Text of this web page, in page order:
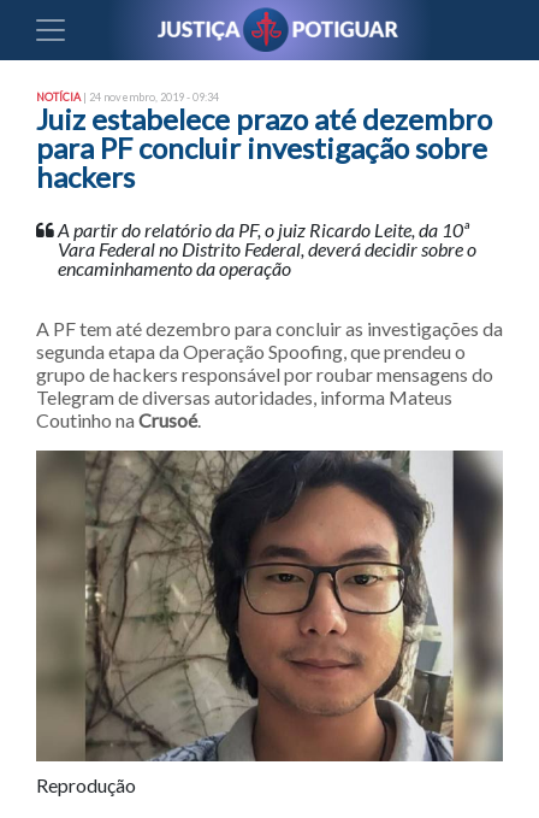
NOTÍCIA | 24 novembro, 2019 - 09:34
Juiz estabelece prazo até dezembro
para PF concluir investigação sobre
hackers
A partir do relatório da PF, o juiz Ricardo Leite, da 10ª
Vara Federal no Distrito Federal, deverá decidir sobre o
encaminhamento da operação
A PF tem até dezembro para concluir as investigações da
segunda etapa da Operação Spoofing, que prendeu o
grupo de hackers responsável por roubar mensagens do
Telegram de diversas autoridades, informa Mateus
Coutinho na Crusoé.
Reprodução